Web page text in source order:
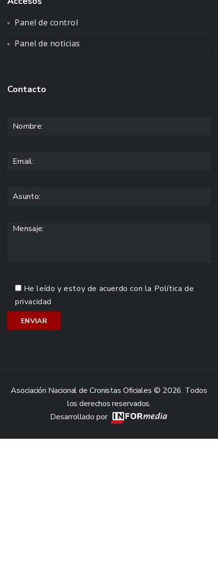
Panel de control
Panel de noticias
Contacto
He leído y estoy de acuerdo con la Política de
privacidad
Asociación Nacional de Cronistas Oficiales © 2026. Todos
los derechos reservados.
Desarrollado por